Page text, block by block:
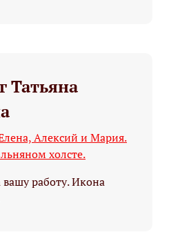
Татьяна
Алексий и Мария.
холсте.
работу. Икона